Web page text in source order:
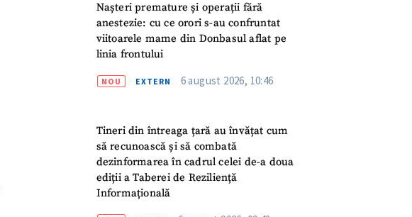
Nașteri premature și operații fără
anestezie: cu ce orori s-au confruntat
viitoarele mame din Donbasul aflat pe
linia frontului
NOU EXTERN 6 august 2026, 10:46
Tineri din întreaga țară au învățat cum
să recunoască și să combată
dezinformarea în cadrul celei de-a doua
ediții a Taberei de Reziliență
Informațională
+ Numele meu